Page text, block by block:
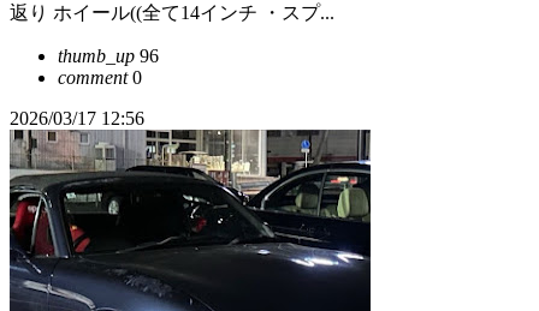
返り ホイール((全て14インチ ・スプ...
thumb_up 96
comment0
2026/03/17 12:56